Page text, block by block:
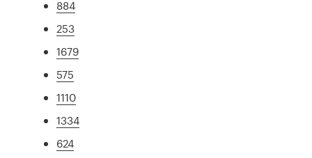
884
253
1679
575
1110
1334
624